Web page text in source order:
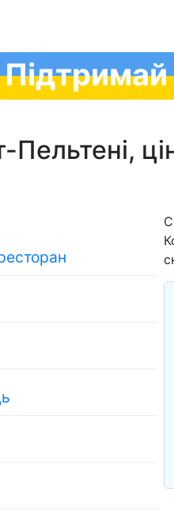
Підтримай